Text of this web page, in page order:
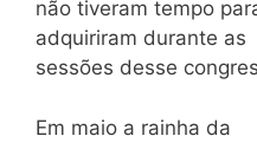
não tiveram tempo
adquiriram durante as
sessões desse
Em maio a rainha da